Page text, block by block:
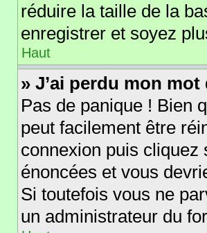
réduire la taille de la
enregistrer et soyez
Haut
» J’ai perdu mon mot
Pas de panique ! Bien
peut facilement être
connexion puis cliquez
énoncées et vous
Si toutefois vous ne
un administrateur du